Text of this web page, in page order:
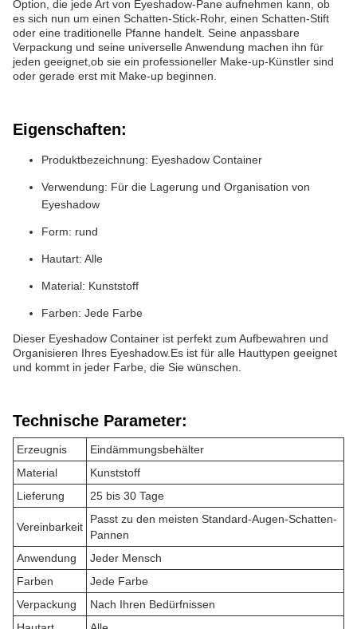
Option, die jede Art von Eyeshadow-Pane aufnehmen kann, ob
es sich nun um einen Schatten-Stick-Rohr, einen Schatten-Stift
oder eine traditionelle Pfanne handelt. Seine anpassbare
Verpackung und seine universelle Anwendung machen ihn für
jeden geeignet,ob sie ein professioneller Make-up-Künstler sind
oder gerade erst mit Make-up beginnen.
Eigenschaften:
Produktbezeichnung: Eyeshadow Container
Verwendung: Für die Lagerung und Organisation von
Eyeshadow
Form: rund
Hautart: Alle
Material: Kunststoff
Farben: Jede Farbe
Dieser Eyeshadow Container ist perfekt zum Aufbewahren und
Organisieren Ihres Eyeshadow.Es ist für alle Hauttypen geeignet
und kommt in jeder Farbe, die Sie wünschen.
Technische Parameter:
Erzeugnis
Eindämmungsbehälter
Material
Kunststoff
Lieferung
25 bis 30 Tage
Vereinbarkeit
Passt zu den meisten Standard-Augen-Schatten-
Pannen
Anwendung
Jeder Mensch
Farben
Jede Farbe
Verpackung
Nach Ihren Bedürfnissen